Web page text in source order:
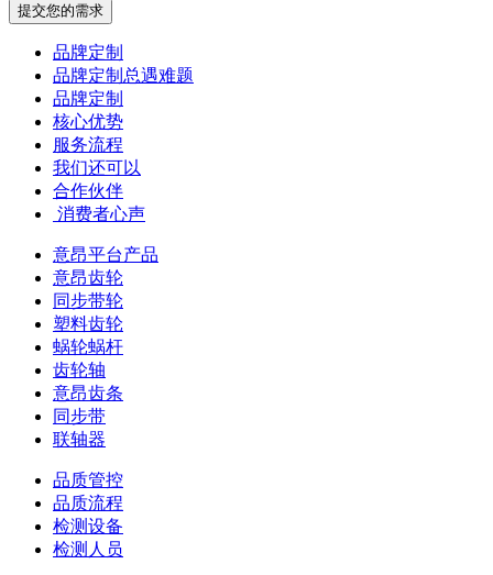
提交您的需求
品牌定制
品牌定制总遇难题
品牌定制
核心优势
服务流程
我们还可以
合作伙伴
​ 消费者心声
意昂平台产品
意昂齿轮
同步带轮
塑料齿轮
蜗轮蜗杆
齿轮轴
意昂齿条
同步带
联轴器
品质管控
品质流程
检测设备
检测人员